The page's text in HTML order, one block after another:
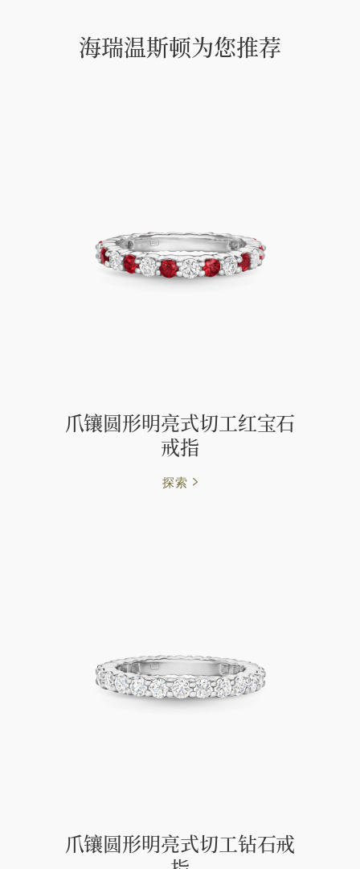
海瑞温斯顿为您推荐
爪镶圆形明亮式切工红宝石
戒指
探索
爪镶圆形明亮式切工钻石戒